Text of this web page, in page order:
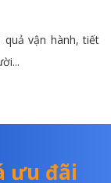
quả vận hành, tiết
ưu đãi